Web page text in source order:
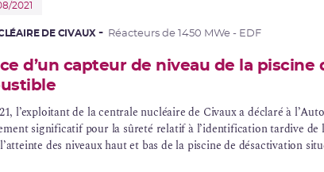
2021
DE CIVAUX Réacteurs de 1450 MWe - EDF
d’un capteur de niveau de la piscine
l’exploitant de la centrale nucléaire de Civaux a déclaré à
significatif pour la sûreté relatif à l’identification tardive de
des niveaux haut et bas de la piscine de désactivation